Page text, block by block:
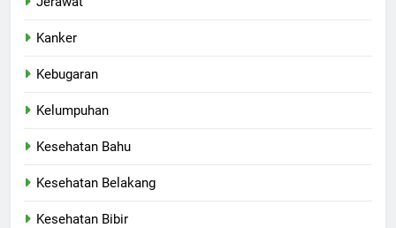
Kanker
Kebugaran
Kelumpuhan
Kesehatan Bahu
Kesehatan Belakang
Kesehatan Bibir